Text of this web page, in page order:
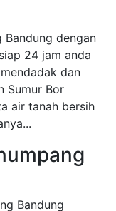
Bandung dengan
24 jam anda
dan
Sumur Bor
air tanah bersih
Bandung